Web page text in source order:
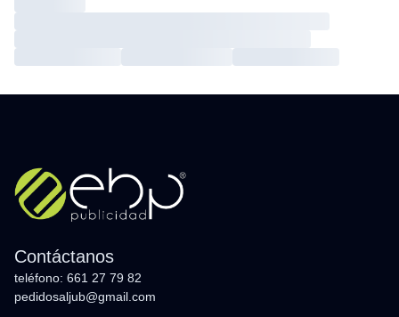
Contáctanos
teléfono: 661 27 79 82
pedidosaljub@gmail.com